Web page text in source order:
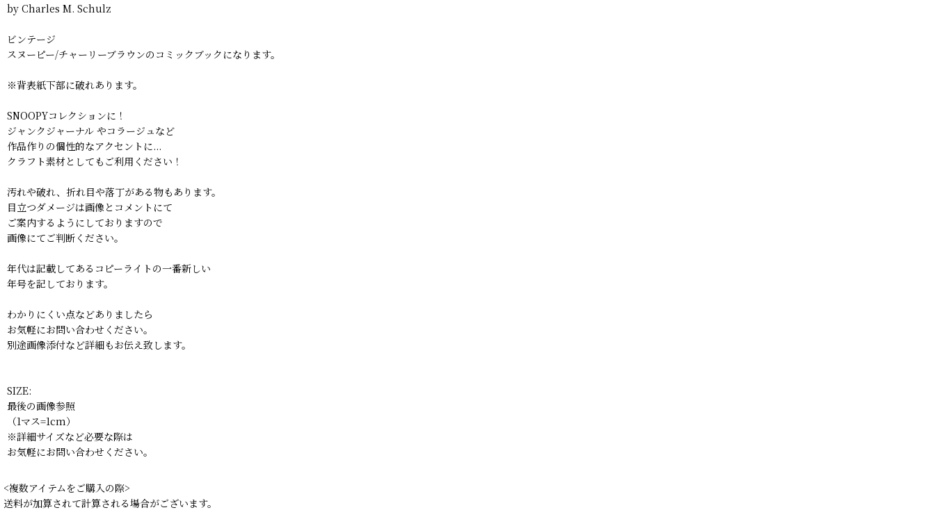
by Charles M. Schulz
ビンテージ
スヌーピー/チャーリーブラウンのコミックブックになります。
※背表紙下部に破れあります。
SNOOPYコレクションに！
ジャンクジャーナル やコラージュなど
作品作りの個性的なアクセントに...
クラフト素材としてもご利用ください！
汚れや破れ、折れ目や落丁がある物もあります。
目立つダメージは画像とコメントにて
ご案内するようにしておりますので
画像にてご判断ください。
年代は記載してあるコピーライトの一番新しい
年号を記しております。
わかりにくい点などありましたら
お気軽にお問い合わせください。
別途画像添付など詳細もお伝え致します。
SIZE:
最後の画像参照
（1マス=1cm）
※詳細サイズなど必要な際は
お気軽にお問い合わせください。
<複数アイテムをご購入の際>
送料が加算されて計算される場合がございます。